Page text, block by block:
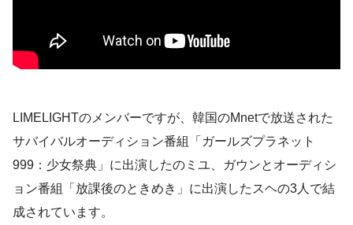
LIMELIGHTのメンバーですが、韓国のMnetで放送された
サバイバルオーディション番組「ガールズプラネット
999：少女祭典」に出演したのミユ、ガウンとオーディシ
ョン番組「放課後のときめき」に出演したスヘの3人で結
成されています。